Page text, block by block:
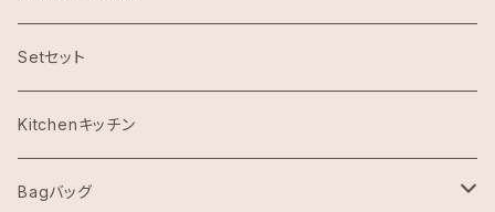
ハワイ限定スヌーピー
Abercrombie & Fitch アバクロンビー
Aulani Disneyアウラニディズニー
Setセット
Kitchenキッチン
Bagバッグ